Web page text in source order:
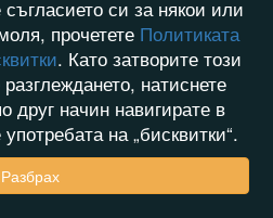
си за някои или
прочетете Политиката
. Като затворите този
натиснете
друг начин навигирате в
на „бисквитки“.
Разбрах